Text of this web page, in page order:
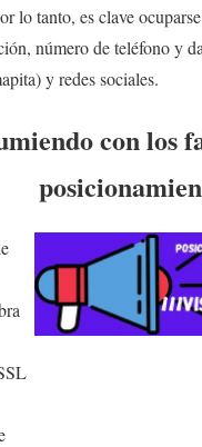
lo tanto, es clave
número de teléfono y
y redes sociales.
con los